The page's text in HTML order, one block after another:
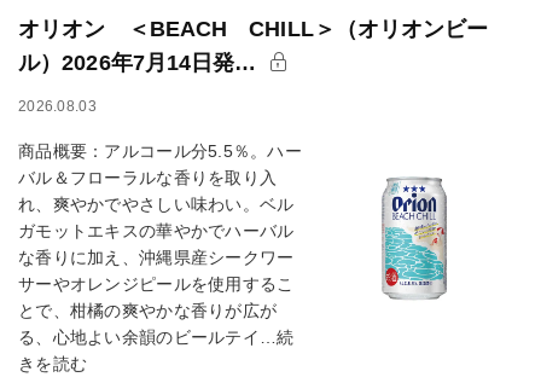
オリオン ＜BEACH CHILL＞（オリオンビー
ル）2026年7月14日発…
2026.08.03
商品概要：アルコール分5.5％。ハー
バル＆フローラルな香りを取り入
れ、爽やかでやさしい味わい。ベル
ガモットエキスの華やかでハーバル
な香りに加え、沖縄県産シークワー
サーやオレンジピールを使用するこ
とで、柑橘の爽やかな香りが広が
る、心地よい余韻のビールテイ…続
きを読む